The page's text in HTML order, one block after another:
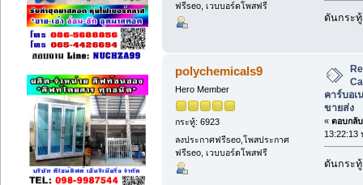
ฟรีseo, เวบบอร์ดโพสฟรี
ดันกระทู้
polychemicals9
Hero Member
กระทู้: 6923
ลงประกาศฟรีseo,โพสประกาศ
ฟรีseo, เวบบอร์ดโพสฟรี
คาร์บอเ
ขายส่ง
« ตอบกลั
13:22:13
ดันกระทู้